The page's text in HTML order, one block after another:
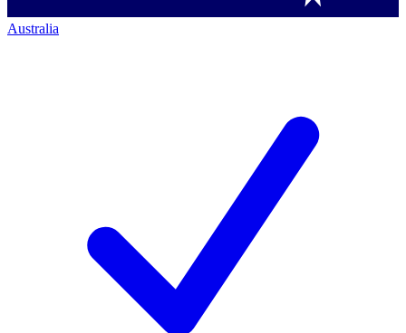
Australia